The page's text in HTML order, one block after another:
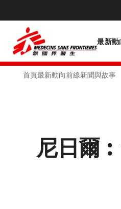
最新動
首頁最新動向前線新聞與故事
尼日爾